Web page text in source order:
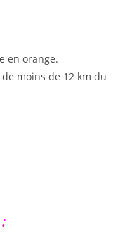
en orange.
moins de 12 km du